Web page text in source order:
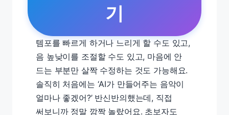
기
템포를 빠르게 하거나 느리게 할 수도 있고,
음 높낮이를 조절할 수도 있고, 마음에 안
드는 부분만 살짝 수정하는 것도 가능해요.
솔직히 처음에는 ‘AI가 만들어주는 음악이
얼마나 좋겠어?’ 반신반의했는데, 직접
써보니까 정말 깜짝 놀랐어요. 초보자도